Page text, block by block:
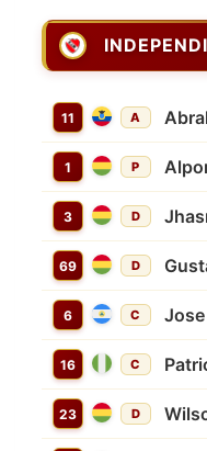
11 A
1 P
3 D
69 D
6 C
16 C
23 D